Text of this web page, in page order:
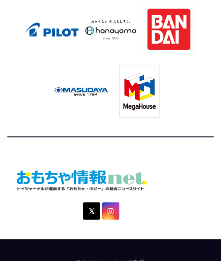
おもちゃ情報net.
トイジャーナルが運営する「おもちゃ・ホビー」の総合ニュ